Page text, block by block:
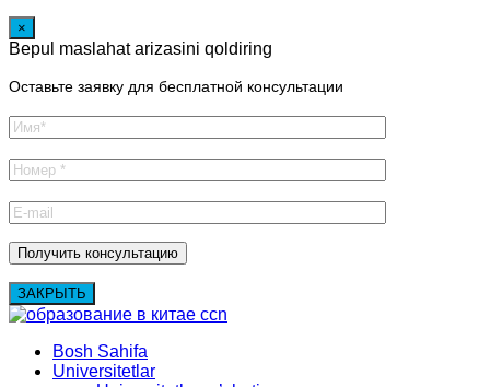
×
Bepul maslahat arizasini qoldiring
Оставьте заявку для бесплатной консультации
ЗАКРЫТЬ
Bosh Sahifa
Universitetlar